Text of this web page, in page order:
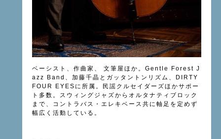
ベーシスト、作曲家、 文筆屋ほか。Gentle Forest J
azz Band、加藤千晶とガッタントンリズム、DIRTY
FOUR EYESに所属。民謡クルセイダーズほかサポー
ト多数。スウィングジャズからオルタナティブロック
まで、コントラバス・エレキベース共に軸足を定めず
幅広く活動している。